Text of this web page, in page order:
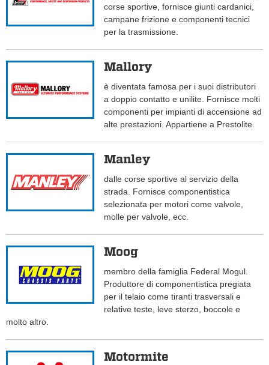
corse sportive, fornisce giunti cardanici,
campane frizione e componenti tecnici
per la trasmissione.
Mallory
è diventata famosa per i suoi distributori
a doppio contatto e unilite. Fornisce molti
componenti per impianti di accensione ad
alte prestazioni. Appartiene a Prestolite.
Manley
dalle corse sportive al servizio della
strada. Fornisce componentistica
selezionata per motori come valvole,
molle per valvole, ecc.
Moog
membro della famiglia Federal Mogul.
Produttore di componentistica pregiata
per il telaio come tiranti trasversali e
relative teste, leve sterzo, boccole e
molto altro.
Motormite